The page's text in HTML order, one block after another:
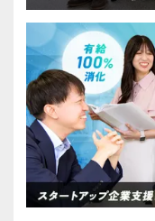
【ビジネスの世
なプロフェッシ
税理士業界に夢
くれた人材を育
一方で、これか
だけではなく、
ョン能力、主体
なりません。
【新卒・第二新
あります！】
7年間継続して新
新卒・第二新卒
っていますので
い。
20代の若いスタ